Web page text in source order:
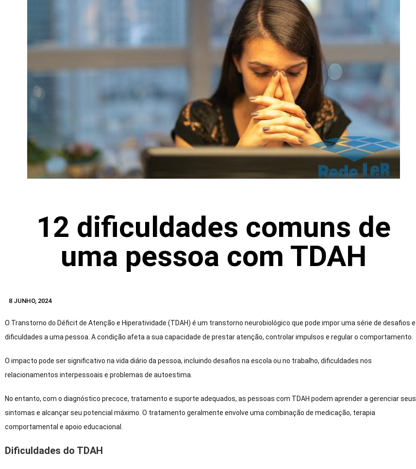
12 dificuldades comuns de
uma pessoa com TDAH
8 JUNHO, 2024
O Transtorno do Déficit de Atenção e Hiperatividade (TDAH) é um transtorno neurobiológico que pode impor uma série de desafios e
dificuldades a uma pessoa. A condição afeta a sua capacidade de prestar atenção, controlar impulsos e regular o comportamento.
O impacto pode ser significativo na vida diário da pessoa, incluindo desafios na escola ou no trabalho, dificuldades nos
relacionamentos interpessoais e problemas de autoestima.
No entanto, com o diagnóstico precoce, tratamento e suporte adequados, as pessoas com TDAH podem aprender a gerenciar seus
sintomas e alcançar seu potencial máximo. O tratamento geralmente envolve uma combinação de medicação, terapia
comportamental e apoio educacional.
Dificuldades do TDAH